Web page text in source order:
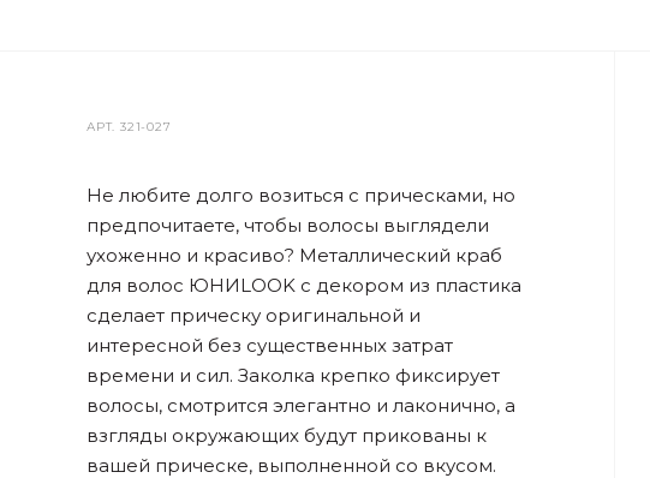
АРТ.321-027
Не любите долго возиться с прическами, но
предпочитаете, чтобы волосы выглядели
ухоженно и красиво? Металлический краб
для волос ЮНИLOOK с декором из пластика
сделает прическу оригинальной и
интересной без существенных затрат
времени и сил. Заколка крепко фиксирует
волосы, смотрится элегантно и лаконично, а
взгляды окружающих будут прикованы к
вашей прическе, выполненной со вкусом.